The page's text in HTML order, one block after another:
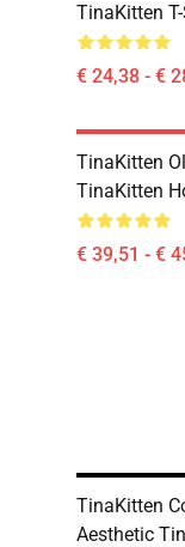
TinaKitten
€ 24,38 - €
TinaKitten
TinaKitten
€ 39,51 - €
TinaKitten
Aesthetic